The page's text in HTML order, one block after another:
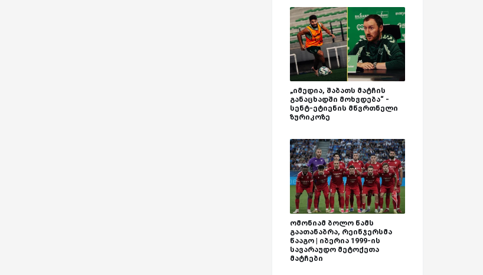
„იმედია, შაბათს მატჩის
განაცხადში მოხვდება“ -
სენტ-ეტიენის მწვრთნელი
ზურიკოზე
ომონიამ ბოლო წამს
გაათანაბრა, რეინჯერსმა
წააგო | იბერია 1999-ის
სავარაუდო მეტოქეთა
მატჩები